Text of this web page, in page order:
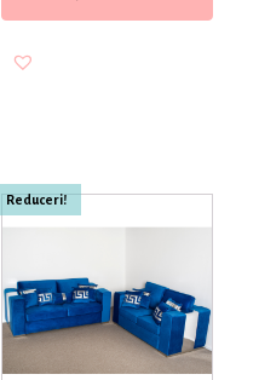
Reduceri!